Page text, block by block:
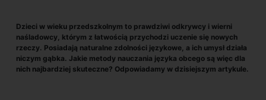
Dzieci w wieku przedszkolnym to prawdziwi odkrywcy i wierni
naśladowcy, którym z łatwością przychodzi uczenie się nowych
rzeczy. Posiadają naturalne zdolności językowe, a ich umysł działa
niczym gąbka. Jakie metody nauczania języka obcego są więc dla
nich najbardziej skuteczne? Odpowiadamy w dzisiejszym artykule.